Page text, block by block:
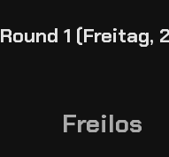
Round 1 (Freitag,
Freilos